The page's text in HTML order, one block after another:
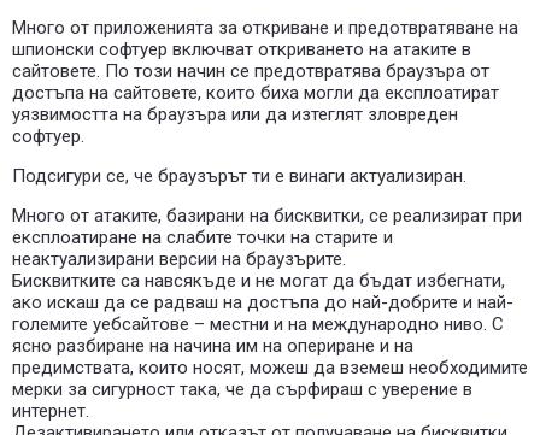
Много от приложенията за откриване и предотвратяване на
шпионски софтуер включват откриването на атаките в
сайтовете. По този начин се предотвратява браузъра от
достъпа на сайтовете, които биха могли да експлоатират
уязвимостта на браузъра или да изтеглят зловреден
софтуер.
Подсигури се, че браузърът ти е винаги актуализиран.
Много от атаките, базирани на бисквитки, се реализират при
експлоатиране на слабите точки на старите и
неактуализирани версии на браузърите.
Бисквитките са навсякъде и не могат да бъдат избегнати,
ако искаш да се радваш на достъпа до най-добрите и най-
големите уебсайтове – местни и на международно ниво. С
ясно разбиране на начина им на опериране и на
предимствата, които носят, можеш да вземеш необходимите
мерки за сигурност така, че да сърфираш с уверение в
интернет.